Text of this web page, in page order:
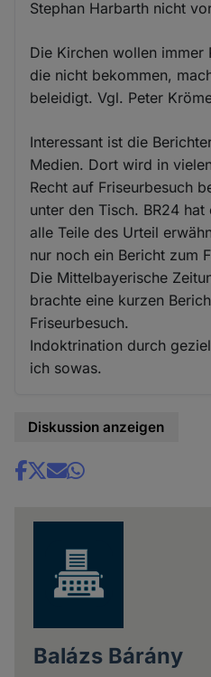
Stephan Harbarth nicht
Die Kirchen wollen immer
die nicht bekommen,
beleidigt. Vgl. Peter
Interessant ist die
Medien. Dort wird in
Recht auf Friseurbesuch
unter den Tisch. BR24
alle Teile des Urteil
nur noch ein Bericht zum
Die Mittelbayerische
brachte eine kurzen
Friseurbesuch.
Indoktrination durch
ich sowas.
Diskussion anzeigen
Share
Balázs Bárány